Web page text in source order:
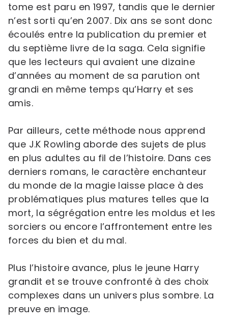
tome est paru en 1997, tandis que le dernier
n’est sorti qu’en 2007. Dix ans se sont donc
écoulés entre la publication du premier et
du septième livre de la saga. Cela signifie
que les lecteurs qui avaient une dizaine
d’années au moment de sa parution ont
grandi en même temps qu’Harry et ses
amis.
Par ailleurs, cette méthode nous apprend
que J.K Rowling aborde des sujets de plus
en plus adultes au fil de l’histoire. Dans ces
derniers romans, le caractère enchanteur
du monde de la magie laisse place à des
problématiques plus matures telles que la
mort, la ségrégation entre les moldus et les
sorciers ou encore l’affrontement entre les
forces du bien et du mal.
Plus l’histoire avance, plus le jeune Harry
grandit et se trouve confronté à des choix
complexes dans un univers plus sombre. La
preuve en image.